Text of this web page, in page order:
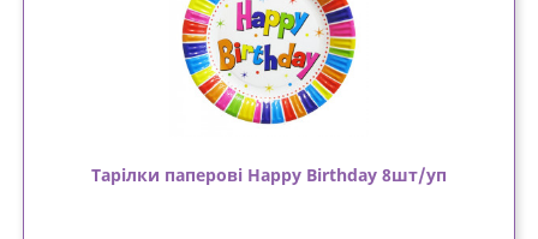
Тарілки паперові Happy Birthday 8шт/уп